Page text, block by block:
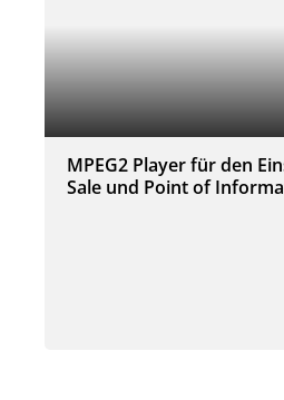
MPEG2 Player für den
Sale und Point of